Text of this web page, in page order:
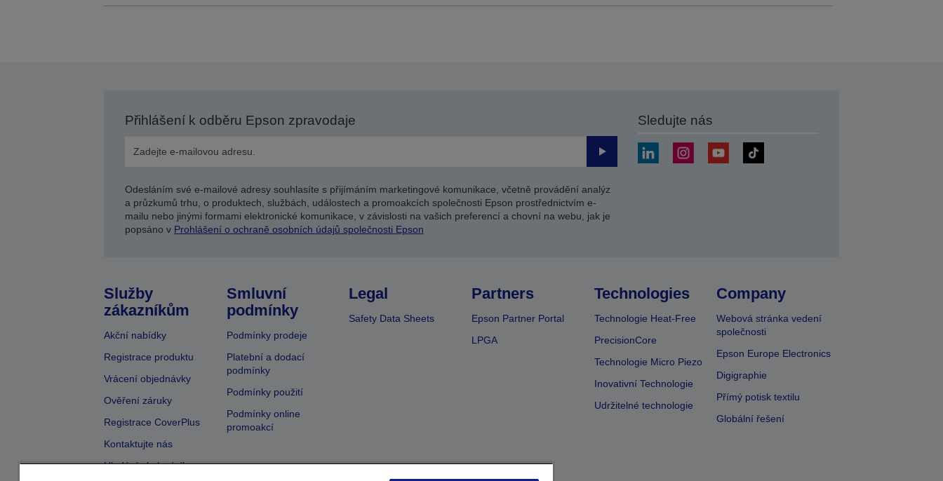
Přihlášení k odběru Epson zpravodaje
Odeslat
Odesláním své e-mailové adresy souhlasíte s přijímáním marketingové komunikace, včetně provádění analýz
a průzkumů trhu, o produktech, službách, událostech a promoakcích společnosti Epson prostřednictvím e-
mailu nebo jinými formami elektronické komunikace, v závislosti na vašich preferencí a chovní na webu, jak je
popsáno v Prohlášení o ochraně osobních údajů společnosti Epson
Sledujte nás
Služby
zákazníkům
Akční nabídky
Registrace produktu
Vrácení objednávky
Ověření záruky
Registrace CoverPlus
Kontaktujte nás
Hledání obchodníka
Smluvní
podmínky
Podmínky prodeje
Platební a dodací
podmínky
Podmínky použití
Podmínky online
promoakcí
Legal
Safety Data Sheets
Partners
Epson Partner Portal
LPGA
Technologies
Technologie Heat-Free
PrecisionCore
Technologie Micro Piezo
Inovativní Technologie
Udržitelné technologie
Company
Webová stránka vedení
společnosti
Epson Europe Electronics
Digigraphie
Přímý potisk textilu
Globální řešení